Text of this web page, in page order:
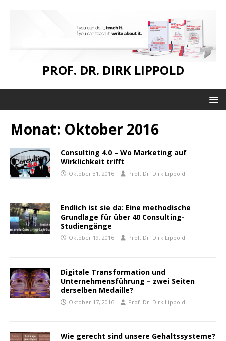
PROF. DR. DIRK LIPPOLD
Monat: Oktober 2016
Consulting 4.0 – Wo Marketing auf
Wirklichkeit trifft
Oktober 31, 2016 Prof. Dr. Dirk Lippold
Endlich ist sie da: Eine methodische
Grundlage für über 40 Consulting-
Studiengänge
Oktober 19, 2016 Prof. Dr. Dirk Lippold
Digitale Transformation und
Unternehmensführung – zwei Seiten
derselben Medaille?
Oktober 17, 2016 Prof. Dr. Dirk Lippold
Wie gerecht sind unsere Gehaltssysteme?